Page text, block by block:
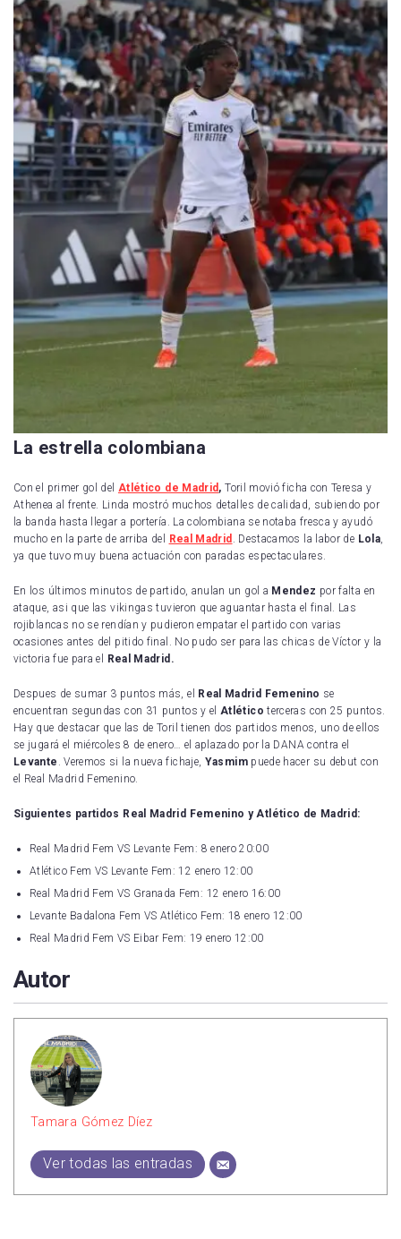
La estrella colombiana
Con el primer gol del Atlético de Madrid , Toril movió ficha con Teresa y
Athenea al frente. Linda mostró muchos detalles de calidad, subiendo por
la banda hasta llegar a portería. La colombiana se notaba fresca y ayudó
mucho en la parte de arriba del
Real Madrid . Destacamos la labor de Lola,
ya que tuvo muy buena actuación con paradas espectaculares.
En los últimos minutos de partido, anulan un gol a Mendez por falta en
ataque, asi que las vikingas tuvieron que aguantar hasta el final. Las
rojiblancas no se rendían y pudieron empatar el partido con varias
ocasiones antes del pitido final. No pudo ser para las chicas de Víctor y la
victoria fue para el
Real Madrid.
Despues de sumar 3 puntos más, el Real Madrid Femenino se
encuentran segundas con 31 puntos y el Atlético terceras con 25 puntos.
Hay que destacar que las de Toril tienen dos partidos menos, uno de ellos
se jugará el miércoles 8 de enero… el aplazado por la DANA contra el
Levante . Veremos si la nueva fichaje, Yasmimpuede hacer su debut con
el Real Madrid Femenino.
Siguientes partidos Real Madrid Femenino y Atlético de Madrid:
Real Madrid Fem VS Levante Fem: 8 enero 20:00
Atlético Fem VS Levante Fem: 12 enero 12:00
Real Madrid Fem VS Granada Fem: 12 enero 16:00
Levante Badalona Fem VS Atlético Fem: 18 enero 12:00
Real Madrid Fem VS Eibar Fem: 19 enero 12:00
Autor
Tamara Gómez Díez
Ver todas las entradas